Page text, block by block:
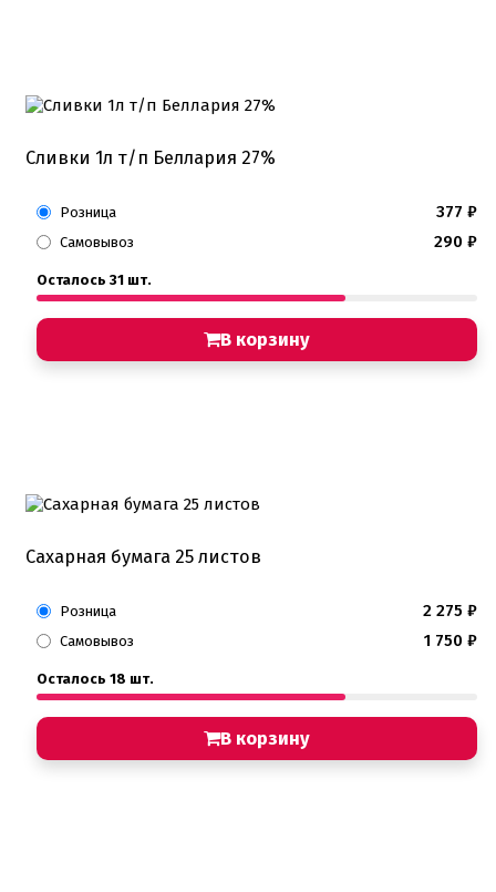
Сливки 1л т/п Беллария 27%
Розница 377 ₽
Самовывоз 290 ₽
Осталось 31 шт.
В корзину
Сахарная бумага 25 листов
Розница 2 275 ₽
Самовывоз 1 750 ₽
Осталось 18 шт.
В корзину